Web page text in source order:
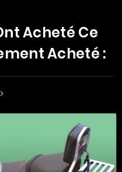
Acheté Ce
Acheté :
